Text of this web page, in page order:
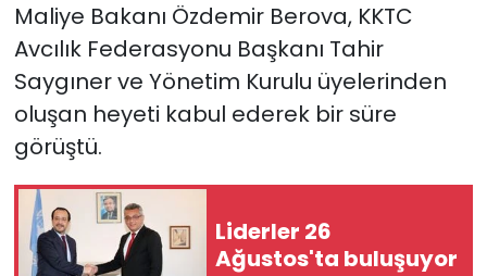
Maliye Bakanı Özdemir Berova, KKTC
Avcılık Federasyonu Başkanı Tahir
Saygıner ve Yönetim Kurulu üyelerinden
oluşan heyeti kabul ederek bir süre
görüştü.
Liderler 26
Ağustos'ta buluşuyor
SAĞLIK
Spor
Teknoloji
TÜRKiYE
Video Galeri